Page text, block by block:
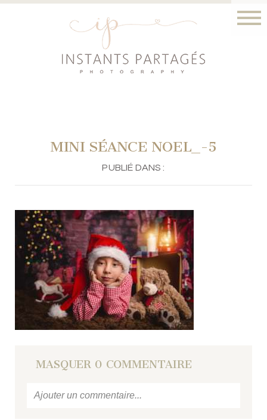
MINI SÉANCE NOEL_-5
PUBLIÉ DANS :
MASQUER 0 COMMENTAIRE
Ajouter un commentaire...